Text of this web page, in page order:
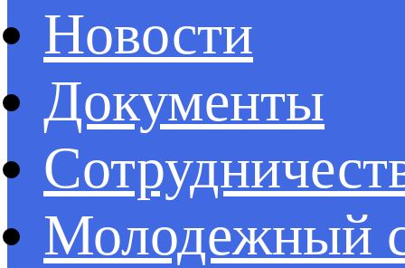
Новости
Документы
Молодежный